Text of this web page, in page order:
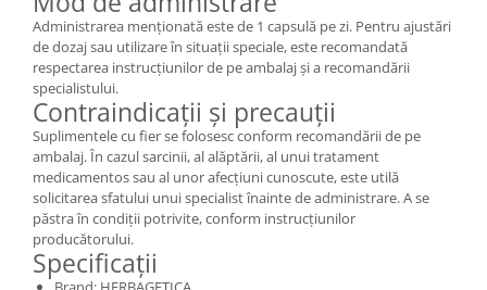
Administrarea menționată este de 1 capsulă pe zi. Pentru ajustări
de dozaj sau utilizare în situații speciale, este recomandată
respectarea instrucțiunilor de pe ambalaj și a recomandării
specialistului.
Contraindicații și precauții
Suplimentele cu fier se folosesc conform recomandării de pe
ambalaj. În cazul sarcinii, al alăptării, al unui tratament
medicamentos sau al unor afecțiuni cunoscute, este utilă
solicitarea sfatului unui specialist înainte de administrare. A se
păstra în condiții potrivite, conform instrucțiunilor
producătorului.
Specificații